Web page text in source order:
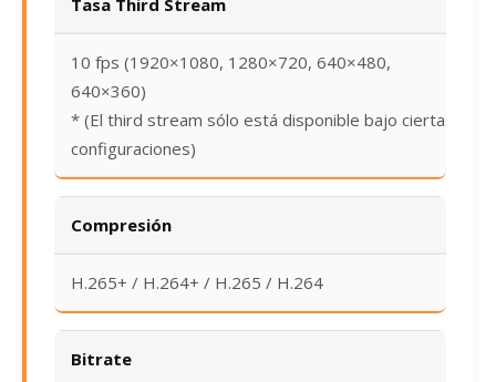
Tasa Third Stream
10 fps (1920×1080, 1280×720, 640×480,
640×360)
* (El third stream sólo está disponible bajo ciertas
configuraciones)
Compresión
H.265+ / H.264+ / H.265 / H.264
Bitrate